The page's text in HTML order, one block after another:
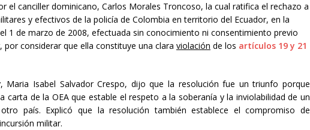
el canciller dominicano, Carlos Morales Troncoso, la cual ratifica el rechazo a
y efectivos de la policía de Colombia en territorio del Ecuador, en la
1 de marzo de 2008, efectuada sin conocimiento ni consentimiento previo
por considerar que ella constituye una clara violación de los artículos 19 y 21
, Maria Isabel Salvador Crespo, dijo que la resolución fue un triunfo porque
carta de la OEA que estable el respeto a la soberanía y la inviolabilidad de un
país. Explicó que la resolución también establece el compromiso de
militar.